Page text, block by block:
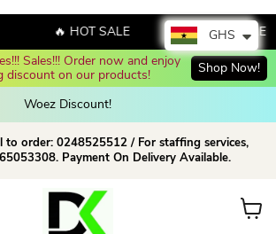
🔥 HOT SALE
🔥 HOT SALE
Sales!!! Order now and enjoy
discount on our products!
Shop Now!
Woez Discount!
to order: 0248525512 / For staffing services,
Payment On Delivery Available.
Voir
GHS